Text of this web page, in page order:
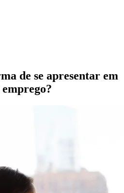
de se apresentar em